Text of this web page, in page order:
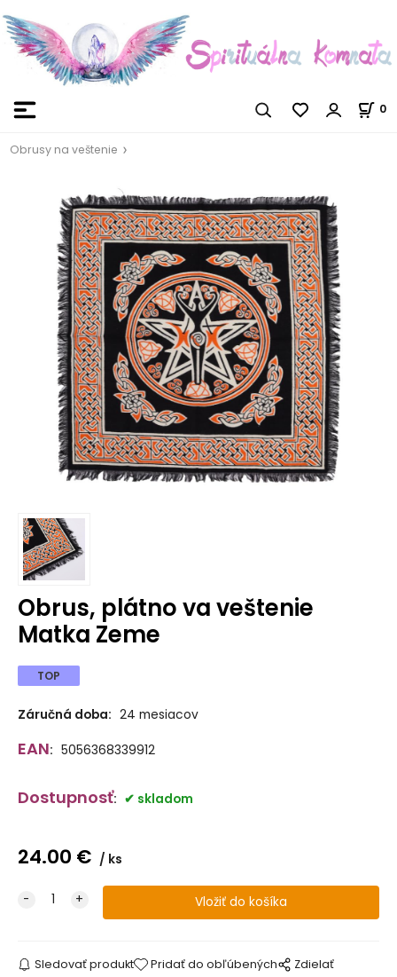
0
Obrusy na veštenie
Obrus, plátno va veštenie
Matka Zeme
TOP
Záručná doba: 24 mesiacov
EAN: 5056368339912
Dostupnosť: skladom
24.00 € ks
Sledovať produkt Pridať do obľúbených Zdielať